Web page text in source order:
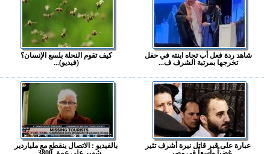
شاهد ردة فعل أب تجاه ابنته في حفل
تخرجها بمرتبة الشرف ف...
كيف تقوم النحلة بلسع الإنسان؟
(فيديو)...
عبارة على قبر قاتل نيرة أشرف تثير
بالفيديو : الاتصال ينقطع مع ملياردير